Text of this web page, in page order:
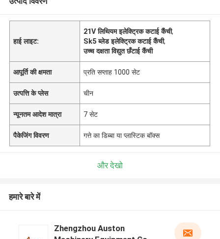
हाई लाइट:
21V लिथियम इलेक्ट्रिक कटाई कैंची,
Sk5 ब्लेड इलेक्ट्रिक कटाई कैंची,
उच्च दक्षता विद्युत छँटाई कैंची
आपूर्ति की क्षमता प्रति सप्ताह 1000 सेट
उत्पत्ति के प्लेस चीन
न्यूनतम आदेश मात्रा 7 सेट
पैकेजिंग विवरण गत्ते का डिब्बा या प्लास्टिक बॉक्स
और देखो
हमारे बारे में
Zhengzhou Auston